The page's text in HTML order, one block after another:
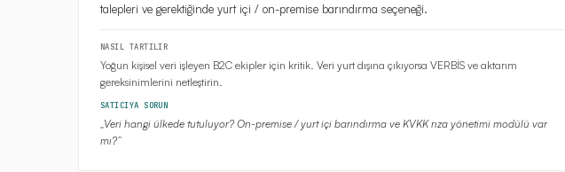
talepleri ve gerektiğinde yurt içi / on-premise barındırma seçeneği.
NASIL TARTILIR
Yoğun kişisel veri işleyen B2C ekipler için kritik. Veri yurt dışına çıkıyorsa VERBİS ve aktarım
gereksinimlerini netleştirin.
SATICIYA SORUN
Veri hangi ülkede tutuluyor? On-premise / yurt içi barındırma ve KVKK rıza yönetimi modülü var
mı?”